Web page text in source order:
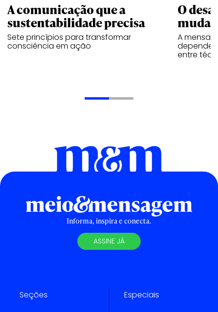
A comunicação que a
sustentabilidade precisa
Sete princípios para transformar
consciência em ação
O
A
depende
entre
Informa, inspira e conecta.
ASSINE JÁ
Seções Especiais